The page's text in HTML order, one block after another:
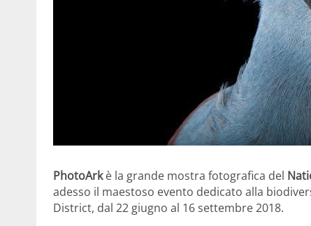
PhotoArkè la grande mostra fotografica del
adesso il maestoso evento dedicato alla
District, dal 22 giugno al 16 settembre 2018.